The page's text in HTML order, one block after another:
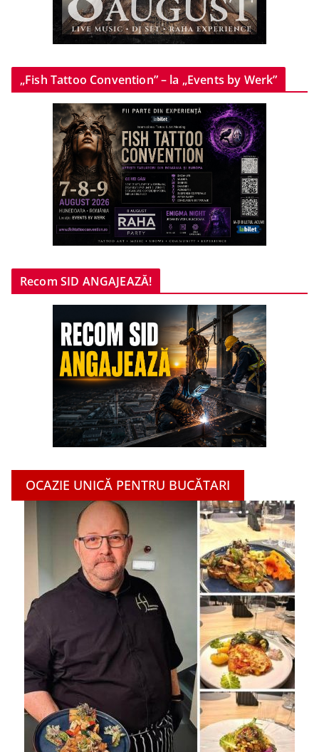
„Fish Tattoo Convention” – la „Events by Werk”
Recom SID ANGAJEAZĂ!
OCAZIE UNICĂ PENTRU BUCĂTARI